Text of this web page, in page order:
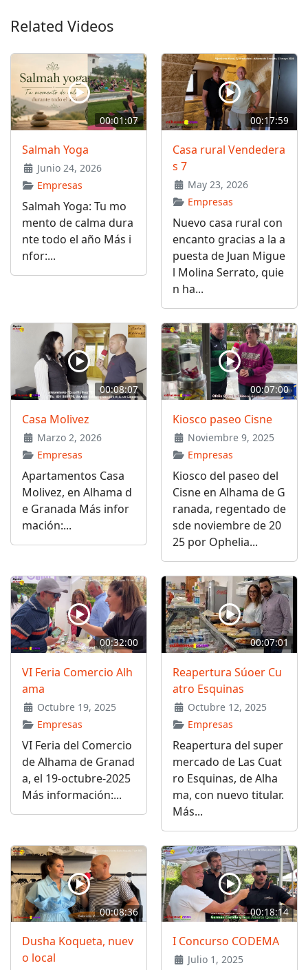
Related Videos
00:01:07
Salmah Yoga
Junio 24, 2026
Empresas
Salmah Yoga: Tu mo
mento de calma dura
nte todo el año Más i
nfor:...
00:17:59
Casa rural Vendedera
s 7
May 23, 2026
Empresas
Nuevo casa rural con
encanto gracias a la a
puesta de Juan Migue
l Molina Serrato, quie
n ha...
00:08:07
Casa Molivez
Marzo 2, 2026
Empresas
Apartamentos Casa
Molivez, en Alhama d
e Granada Más infor
mación:...
00:07:00
Kiosco paseo Cisne
Noviembre 9, 2025
Empresas
Kiosco del paseo del
Cisne en Alhama de G
ranada, regentado de
sde noviembre de 20
25 por Ophelia...
00:32:00
VI Feria Comercio Alh
ama
Octubre 19, 2025
Empresas
VI Feria del Comercio
de Alhama de Granad
a, el 19-octubre-2025
Más información:...
00:07:01
Reapertura Súoer Cu
atro Esquinas
Octubre 12, 2025
Empresas
Reapertura del super
mercado de Las Cuat
ro Esquinas, de Alha
ma, con nuevo titular.
Más...
00:08:36
Dusha Koqueta, nuev
o local
00:18:14
I Concurso CODEMA
Julio 1, 2025